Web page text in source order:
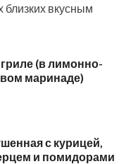
близких вкусным
(в лимонно-
маринаде)
с курицей,
и помидорами